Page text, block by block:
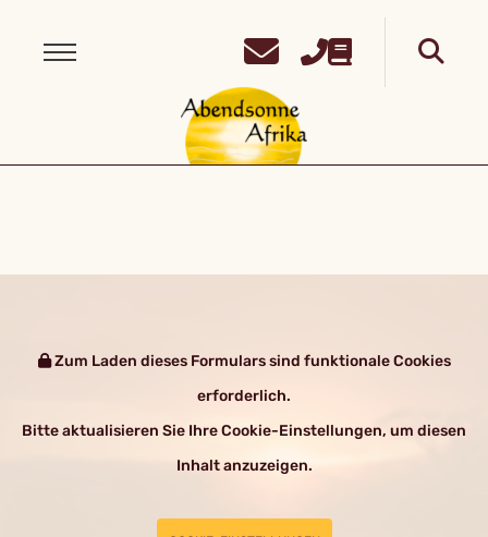
Zum Laden dieses Formulars sind funktionale Cookies
erforderlich.
Bitte aktualisieren Sie Ihre Cookie-Einstellungen, um diesen
Inhalt anzuzeigen.